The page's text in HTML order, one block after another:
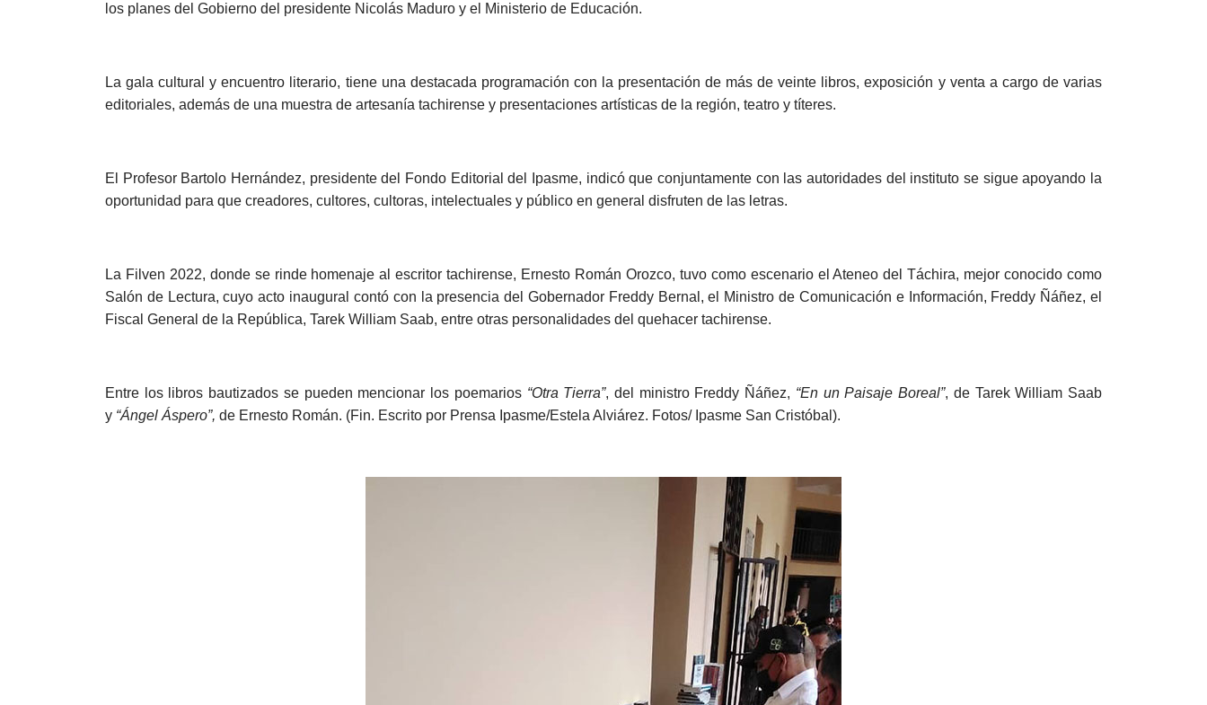
los planes del Gobierno del presidente Nicolás Maduro y el Ministerio de Educación.
La gala cultural y encuentro literario, tiene una destacada programación con la presentación de más de veinte libros, exposición y venta a cargo de varias
editoriales, además de una muestra de artesanía tachirense y presentaciones artísticas de la región, teatro y títeres.
El Profesor Bartolo Hernández, presidente del Fondo Editorial del Ipasme, indicó que conjuntamente con las autoridades del instituto se sigue apoyando la
oportunidad para que creadores, cultores, cultoras, intelectuales y público en general disfruten de las letras.
La Filven 2022, donde se rinde homenaje al escritor tachirense, Ernesto Román Orozco, tuvo como escenario el Ateneo del Táchira, mejor conocido como
Salón de Lectura, cuyo acto inaugural contó con la presencia del Gobernador Freddy Bernal, el Ministro de Comunicación e Información, Freddy Ñáñez, el
Fiscal General de la República, Tarek William Saab, entre otras personalidades del quehacer tachirense.
Entre los libros bautizados se pueden mencionar los poemarios“Otra Tierra”, del ministro Freddy Ñáñez, “En un Paisaje Boreal”, de Tarek William Saab
y “Ángel Áspero”, de Ernesto Román. (Fin. Escrito por Prensa Ipasme/Estela Alviárez. Fotos/ Ipasme San Cristóbal).